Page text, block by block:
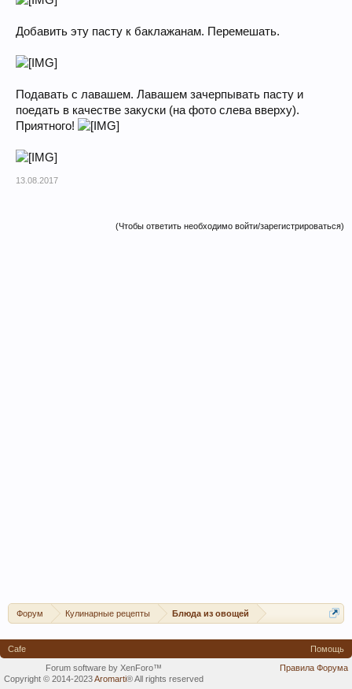
Добавить эту пасту к баклажанам. Перемешать.
Подавать с лавашем. Лавашем зачерпывать пасту и
поедать в качестве закуски (на фото слева вверху).
Приятного!
13.08.2017
(Чтобы ответить необходимо войти/зарегистрироваться)
Форум Кулинарные рецепты Блюда из овощей
Cafe
Помощь
Правила Форума
Forum software by XenForo™
Copyright © 2014-2023Aromarti®All rights reserved